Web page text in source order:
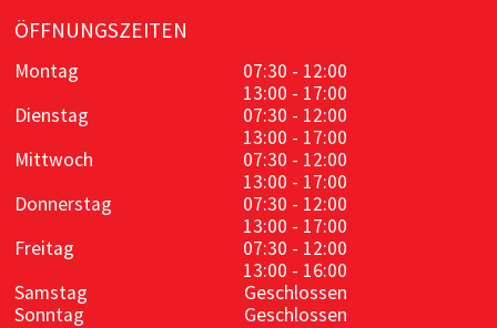
ÖFFNUNGSZEITEN
Montag
07:30 - 12:00
13:00 - 17:00
Dienstag
07:30 - 12:00
13:00 - 17:00
Mittwoch
07:30 - 12:00
13:00 - 17:00
Donnerstag
07:30 - 12:00
13:00 - 17:00
Freitag
07:30 - 12:00
13:00 - 16:00
Samstag
Geschlossen
Sonntag
Geschlossen